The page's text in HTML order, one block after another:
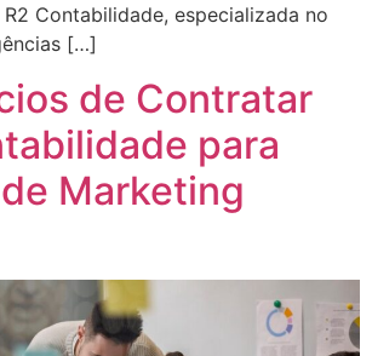
Contabilidade, especializada no
[…]
de Contratar
para
Marketing